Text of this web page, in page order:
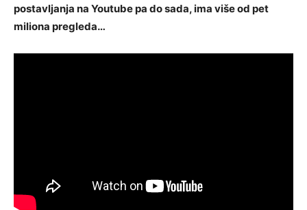
postavljanja na Youtube pa do sada, ima više od pet
miliona pregleda…